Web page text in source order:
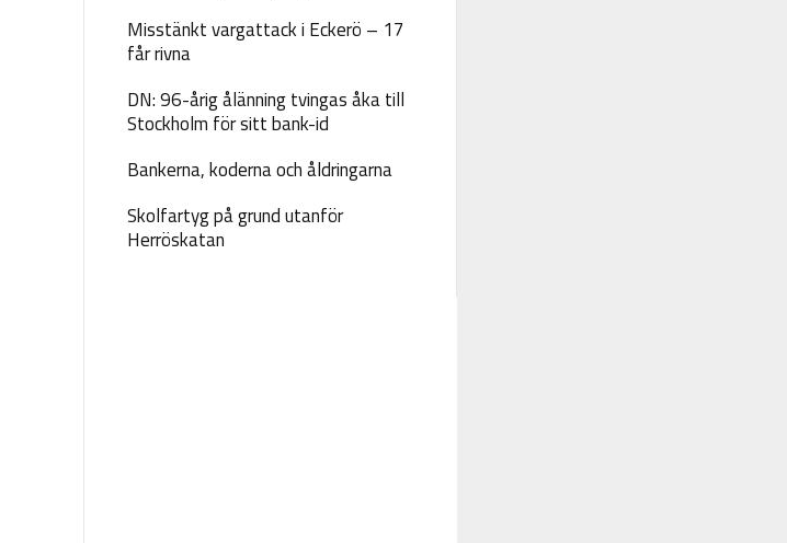
Misstänkt vargattack i Eckerö – 17
får rivna
DN: 96-årig ålänning tvingas åka till
Stockholm för sitt bank-id
Bankerna, koderna och åldringarna
Skolfartyg på grund utanför
Herröskatan